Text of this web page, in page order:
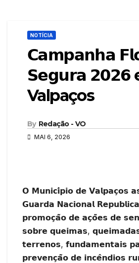
NOTÍCIA
𝗖𝗮𝗺𝗽𝗮𝗻𝗵𝗮
𝗦𝗲𝗴𝘂𝗿𝗮 𝟮𝟬𝟮𝟲
Valpaços
By Redação - VO
MAI 6, 2026
𝗢 𝗠𝘂𝗻𝗶𝗰𝗶́𝗽𝗶𝗼 𝗱𝗲 𝗩𝗮𝗹𝗽𝗮𝗰̧𝗼𝘀
𝗚𝘂𝗮𝗿𝗱𝗮 𝗡𝗮𝗰𝗶𝗼𝗻𝗮𝗹
𝗽𝗿𝗼𝗺𝗼𝗰̧𝗮̃𝗼 𝗱𝗲 𝗮𝗰̧𝗼̃𝗲𝘀 𝗱𝗲
𝘀𝗼𝗯𝗿𝗲 𝗾𝘂𝗲𝗶𝗺𝗮𝘀,
𝘁𝗲𝗿𝗿𝗲𝗻𝗼𝘀, 𝗳𝘂𝗻𝗱𝗮𝗺𝗲𝗻𝘁𝗮𝗶𝘀
𝗽𝗿𝗲𝘃𝗲𝗻𝗰̧𝗮̃𝗼 𝗱𝗲 𝗶𝗻𝗰𝗲̂𝗻𝗱𝗶𝗼𝘀